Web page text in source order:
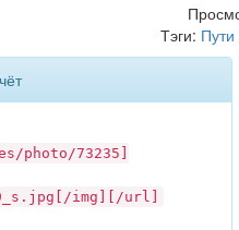
Тэги:
photo/73235]
img][/url]